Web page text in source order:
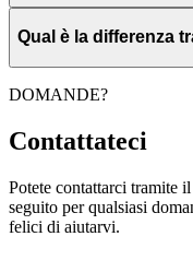
Qual è la differenza
DOMANDE?
Contattateci
Potete contattarci tramite
seguito per qualsiasi
felici di aiutarvi.